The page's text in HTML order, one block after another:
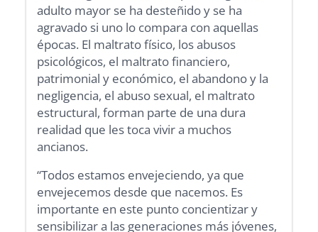
adulto mayor se ha desteñido y se ha
agravado si uno lo compara con aquellas
épocas. El maltrato físico, los abusos
psicológicos, el maltrato financiero,
patrimonial y económico, el abandono y la
negligencia, el abuso sexual, el maltrato
estructural, forman parte de una dura
realidad que les toca vivir a muchos
ancianos.
“Todos estamos envejeciendo, ya que
envejecemos desde que nacemos. Es
importante en este punto concientizar y
sensibilizar a las generaciones más jóvenes,